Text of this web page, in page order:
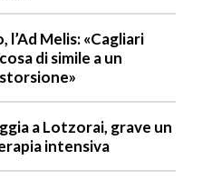
l’Ad Melis: «Cagliari
di simile a un
a Lotzorai, grave un
intensiva